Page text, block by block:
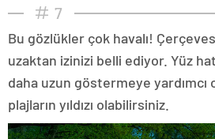
7
Bu gözlükler çok havalı!
uzaktan izinizi belli ediyor. Yüz
daha uzun göstermeye yardımcı
plajların yıldızı olabilirsiniz.